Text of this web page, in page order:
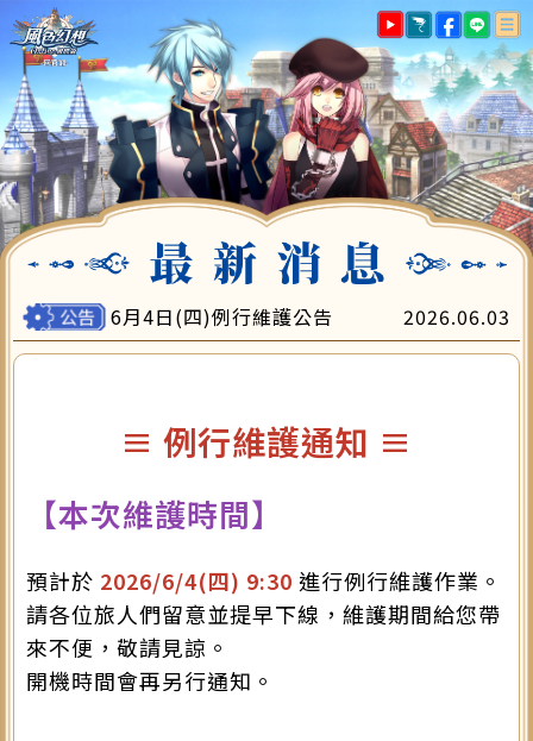
最新消息
遊戲指南
帳號註冊
下載專區
遊戲儲值
會員中心
6月4日(四)例行維護公告 2026.06.03
≡ 例行維護通知 ≡
【本次維護時間】
預計於 2026/6/4(四) 9:30 進行例行維護作業。
請各位旅人們留意並提早下線，維護期間給您帶
來不便，敬請見諒。
開機時間會再另行通知。